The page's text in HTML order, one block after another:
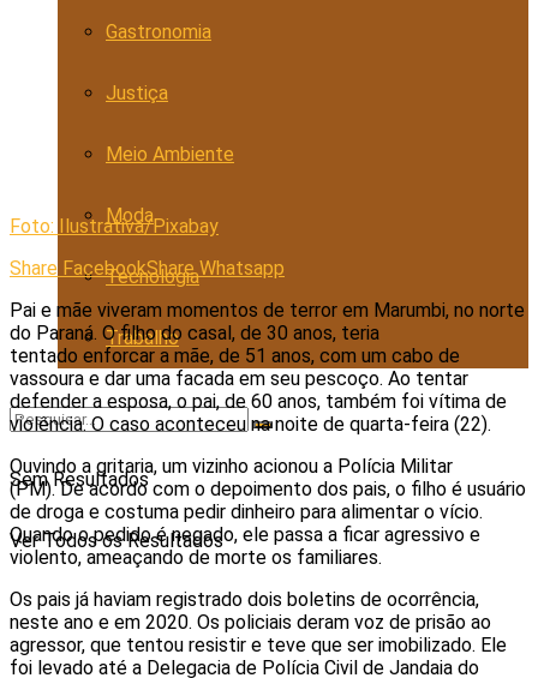
Gastronomia
Justiça
Meio Ambiente
Moda
Tecnologia
Trabalho
Sem Resultados
Ver Todos os Resultados
Foto: Ilustrativa/Pixabay
Share FacebookShare Whatsapp
Pai e mãe viveram momentos de terror em Marumbi, no norte
do Paraná. O filho do casal, de 30 anos, teria
tentado enforcar a mãe, de 51 anos, com um cabo de
vassoura e dar uma facada em seu pescoço. Ao tentar
defender a esposa, o pai, de 60 anos, também foi vítima de
violência. O caso aconteceu na noite de quarta-feira (22).
Ouvindo a gritaria, um vizinho acionou a Polícia Militar
(PM). De acordo com o depoimento dos pais, o filho é usuário
de droga e costuma pedir dinheiro para alimentar o vício.
Quando o pedido é negado, ele passa a ficar agressivo e
violento, ameaçando de morte os familiares.
Os pais já haviam registrado dois boletins de ocorrência,
neste ano e em 2020. Os policiais deram voz de prisão ao
agressor, que tentou resistir e teve que ser imobilizado. Ele
foi levado até a Delegacia de Polícia Civil de Jandaia do